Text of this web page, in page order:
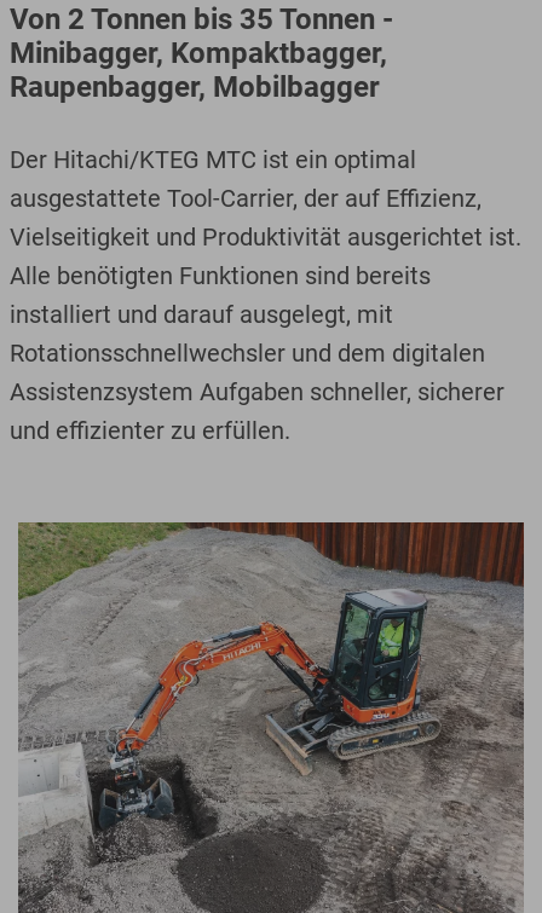
Von 2 Tonnen bis 35 Tonnen -
Minibagger, Kompaktbagger,
Raupenbagger, Mobilbagger
Der Hitachi/KTEG MTC ist ein optimal
ausgestattete Tool-Carrier, der auf Effizienz,
Vielseitigkeit und Produktivität ausgerichtet ist.
Alle benötigten Funktionen sind bereits
installiert und darauf ausgelegt, mit
Rotationsschnellwechsler und dem digitalen
Assistenzsystem Aufgaben schneller, sicherer
und effizienter zu erfüllen.